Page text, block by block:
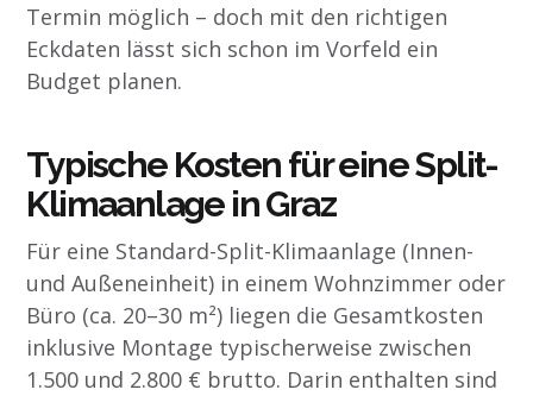
Termin möglich – doch mit den richtigen
Eckdaten lässt sich schon im Vorfeld ein
Budget planen.
Typische Kosten für eine Split-
Klimaanlage in Graz
Für eine Standard-Split-Klimaanlage (Innen-
und Außeneinheit) in einem Wohnzimmer oder
Büro (ca. 20–30 m²) liegen die Gesamtkosten
inklusive Montage typischerweise zwischen
1.500 und 2.800 € brutto. Darin enthalten sind